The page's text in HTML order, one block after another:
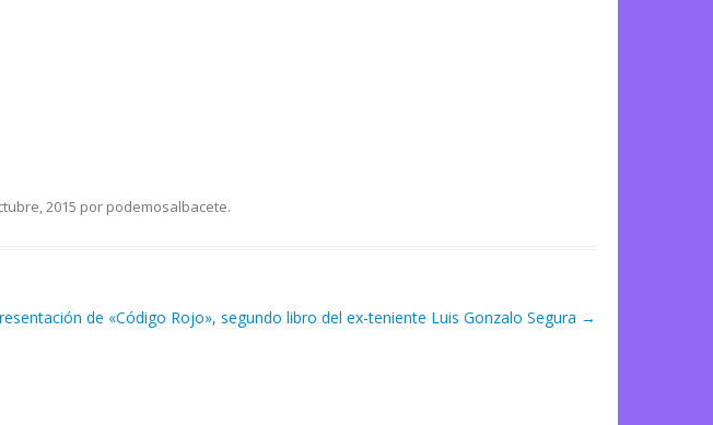
2015 por podemosalbacete.
de «Código Rojo», segundo libro del ex-teniente Luis Gonzalo Segura →